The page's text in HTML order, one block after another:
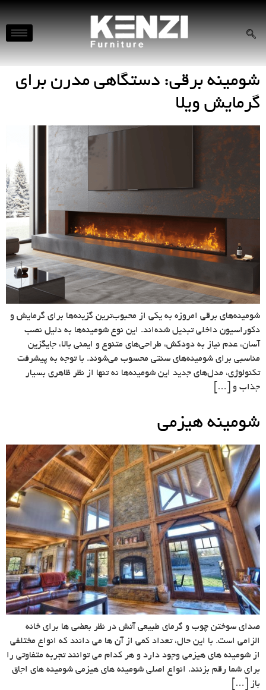
شومینه برقی: دستگاهی مدرن برای
گرمایش ویلا
شومینه‌های برقی امروزه به یکی از محبوب‌ترین گزینه‌ها برای گرمایش و
دکوراسیون داخلی تبدیل شده‌اند. این نوع شومینه‌ها به دلیل نصب
آسان، عدم نیاز به دودکش، طراحی‌های متنوع و ایمنی بالا، جایگزین
مناسبی برای شومینه‌های سنتی محسوب می‌شوند. با توجه به پیشرفت
تکنولوژی، مدل‌های جدید این شومینه‌ها نه‌ تنها از نظر ظاهری بسیار
جذاب و […]
شومینه هیزمی
صدای سوختن چوب و گرمای طبیعی آتش در نظر بعضی ها برای خانه
الزامی است. با این حال، تعداد کمی از آن ها می دانند که انواع مختلفی
از شومینه های هیزمی وجود دارد و هر کدام می توانند تجربه متفاوتی را
برای شما رقم بزنند. انواع اصلی شومینه های هیزمی شومینه های اجاق
باز […]